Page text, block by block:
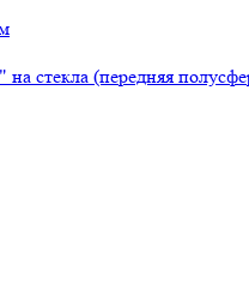
стекла (передняя